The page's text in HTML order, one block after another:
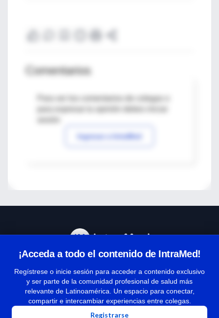
Comentarios
Para ver los comentarios de colegas o
Ingresar a IntraMed
¡Acceda a todo el contenido de IntraMed!
Regístrese o inicie sesión para acceder a contenido exclusivo
y ser parte de la comunidad profesional de salud más
relevante de Latinoamérica. Un espacio para conectar,
compartir e intercambiar experiencias entre colegas.
Registrarse
Términos y condiciones
| Políticas de privacidad
| Todos los derechos reservados | Copyright 1997-2026